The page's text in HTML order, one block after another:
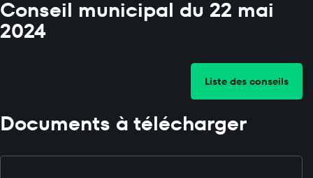
Conseil municipal du 22 mai
2024
Liste des conseils
Documents à télécharger